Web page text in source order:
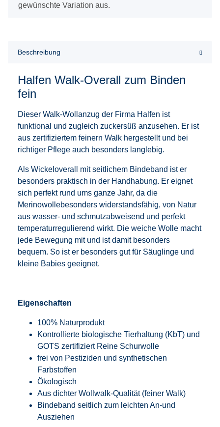
gewünschte Variation aus.
Beschreibung
Halfen Walk-Overall zum Binden
fein
Dieser Walk-Wollanzug der Firma Halfen ist
funktional und zugleich zuckersüß anzusehen. Er ist
aus zertifiziertem feinern Walk hergestellt und bei
richtiger Pflege auch besonders langlebig.
Als Wickeloverall mit seitlichem Bindeband ist er
besonders praktisch in der Handhabung. Er eignet
sich perfekt rund ums ganze Jahr, da die
Merinowollebesonders widerstandsfähig, von Natur
aus wasser- und schmutzabweisend und perfekt
temperaturregulierend wirkt. Die weiche Wolle macht
jede Bewegung mit und ist damit besonders
bequem. So ist er besonders gut für Säuglinge und
kleine Babies geeignet.
Eigenschaften
100% Naturprodukt
Kontrollierte biologische Tierhaltung (KbT) und
GOTS zertifiziert Reine Schurwolle
frei von Pestiziden und synthetischen
Farbstoffen
Ökologisch
Aus dichter Wollwalk-Qualität (feiner Walk)
Bindeband seitlich zum leichten An-und
Ausziehen